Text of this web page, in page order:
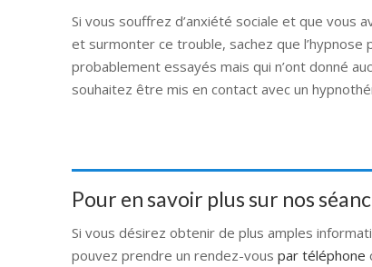
Si vous souffrez d’anxiété sociale et que
et surmonter ce trouble, sachez que
probablement essayés mais qui n’ont donné
souhaitez être mis en contact avec un
Pour en savoir plus sur nos
Si vous désirez obtenir de plus amples
pouvez prendre un rendez-vous par téléphone